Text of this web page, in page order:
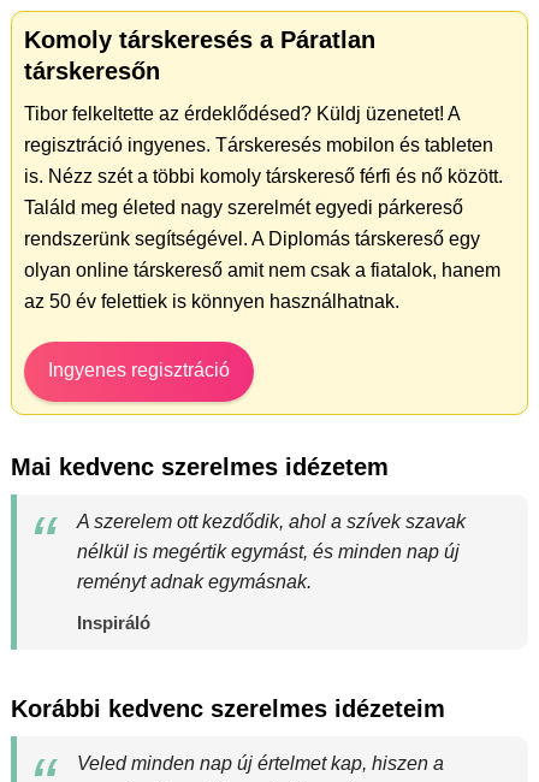
Komoly társkeresés a Páratlan
társkeresőn
Tibor felkeltette az érdeklődésed? Küldj üzenetet! A
regisztráció ingyenes. Társkeresés mobilon és tableten
is. Nézz szét a többi komoly társkereső férfi és nő között.
Találd meg életed nagy szerelmét egyedi párkereső
rendszerünk segítségével. A Diplomás társkereső egy
olyan online társkereső amit nem csak a fiatalok, hanem
az 50 év felettiek is könnyen használhatnak.
Ingyenes regisztráció
Mai kedvenc szerelmes idézetem
A szerelem ott kezdődik, ahol a szívek szavak
nélkül is megértik egymást, és minden nap új
reményt adnak egymásnak.
Inspiráló
Korábbi kedvenc szerelmes idézeteim
Veled minden nap új értelmet kap, hiszen a